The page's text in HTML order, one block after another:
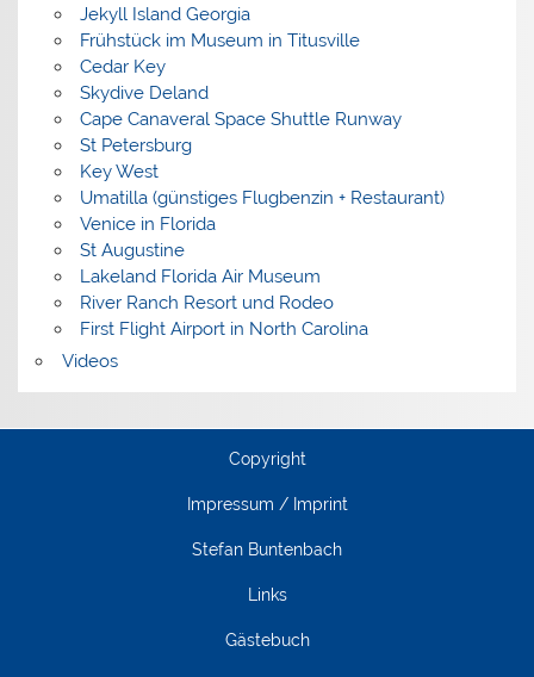
Jekyll Island Georgia
Frühstück im Museum in Titusville
Cedar Key
Skydive Deland
Cape Canaveral Space Shuttle Runway
St Petersburg
Key West
Umatilla (günstiges Flugbenzin + Restaurant)
Venice in Florida
St Augustine
Lakeland Florida Air Museum
River Ranch Resort und Rodeo
First Flight Airport in North Carolina
Videos
Copyright
Impressum / Imprint
Stefan Buntenbach
Links
Gästebuch